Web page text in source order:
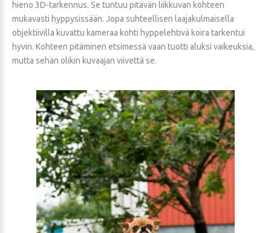
hieno 3D-tarkennus. Se tuntuu pitävän liikkuvan kohteen
mukavasti hyppysissään. Jopa suhteellisen laajakulmaisella
objektiivilla kuvattu kameraa kohti hyppelehtivä koira tarkentui
hyvin. Kohteen pitäminen etsimessä vaan tuotti aluksi vaikeuksia,
mutta sehän olikin kuvaajan viivettä se.